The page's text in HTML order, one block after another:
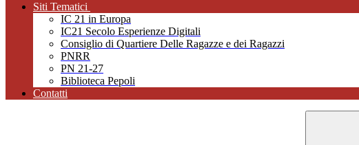
Siti Tematici
IC 21 in Europa
IC21 Secolo Esperienze Digitali
Consiglio di Quartiere Delle Ragazze e dei Ragazzi
PNRR
PN 21-27
Biblioteca Pepoli
Contatti